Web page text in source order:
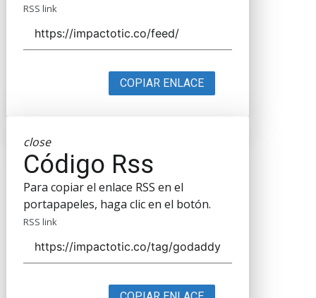
RSS link
COPIAR ENLACE
close
Código Rss
Para copiar el enlace RSS en el
portapapeles, haga clic en el botón.
RSS link